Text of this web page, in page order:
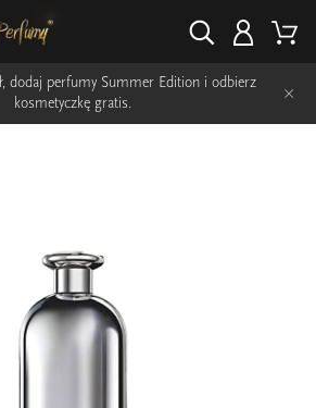
dodaj perfumy Summer Edition i odbierz
kosmetyczkę gratis.
×